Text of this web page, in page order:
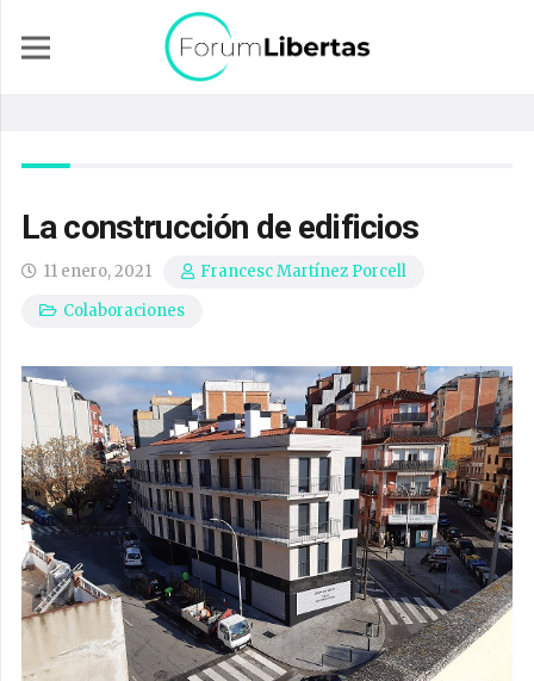
La construcción de edificios
11 enero, 2021
Francesc Martínez Porcell
Colaboraciones